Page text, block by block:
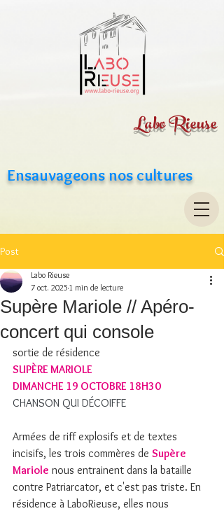
Labo Rieuse
Ensauvageons nos cultures
Post
Supère Mariole // Apéro-
concert qui console
Labo Rieuse
7 oct. 2025 1 min de lecture
sortie de résidence
SUPÈRE MARIOLE
DIMANCHE 19 OCTOBRE 18H30
CHANSON QUI DÉCOIFFE
Armées de riff explosifs et de textes
incisifs, les trois commères de Supère
Mariole nous entrainent dans la bataille
contre Patriarcator, et c'est pas triste. En
résidence à LaboRieuse, elles nous